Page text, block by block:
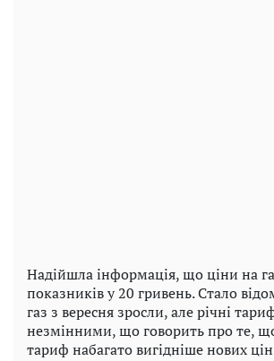
Надійшла інформація, що ціни на
показників у 20 гривень. Стало
газ з вересня зросли, але річні
незмінними, що говорить про те,
тариф набагато вигідніше нових